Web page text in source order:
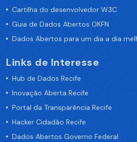
Cartilha do desenvolvedor W3C
Guia de Dados Abertos OKFN
Dados Abertos para um dia a dia
Links de Interesse
Hub de Dados Recife
Inovação Aberta Recife
Portal da Transparência Recife
Hacker Cidadão Recife
Dados Abertos Governo Federal